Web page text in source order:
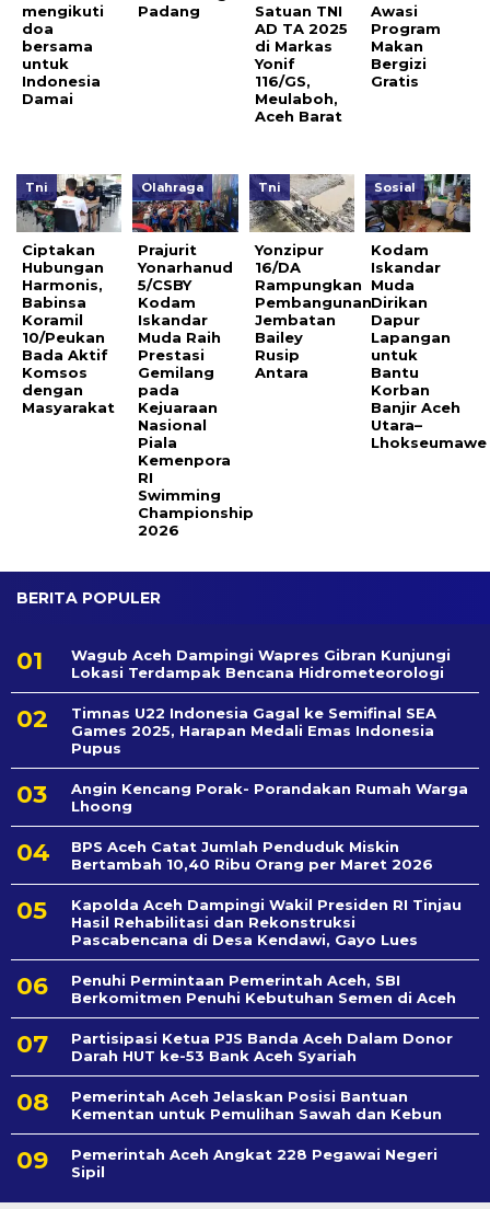
mengikuti
doa
bersama
untuk
Indonesia
Damai
Padang
Satuan TNI
AD TA 2025
di Markas
Yonif
116/GS,
Meulaboh,
Aceh Barat
Awasi
Program
Makan
Bergizi
Gratis
Tni
Ciptakan
Hubungan
Harmonis,
Babinsa
Koramil
10/Peukan
Bada Aktif
Komsos
dengan
Masyarakat
Olahraga
Prajurit
Yonarhanud
5/CSBY
Kodam
Iskandar
Muda Raih
Prestasi
Gemilang
pada
Kejuaraan
Nasional
Piala
Kemenpora
RI
Swimming
Championship
2026
Tni
Yonzipur
16/DA
Rampungkan
Pembangunan
Jembatan
Bailey
Rusip
Antara
Sosial
Kodam
Iskandar
Muda
Dirikan
Dapur
Lapangan
untuk
Bantu
Korban
Banjir Aceh
Utara–
Lhokseumawe
BERITA POPULER
Wagub Aceh Dampingi Wapres Gibran Kunjungi
Lokasi Terdampak Bencana Hidrometeorologi
Timnas U22 Indonesia Gagal ke Semifinal SEA
Games 2025, Harapan Medali Emas Indonesia
Pupus
Angin Kencang Porak- Porandakan Rumah Warga
Lhoong
BPS Aceh Catat Jumlah Penduduk Miskin
Bertambah 10,40 Ribu Orang per Maret 2026
Kapolda Aceh Dampingi Wakil Presiden RI Tinjau
Hasil Rehabilitasi dan Rekonstruksi
Pascabencana di Desa Kendawi, Gayo Lues
Penuhi Permintaan Pemerintah Aceh, SBI
Berkomitmen Penuhi Kebutuhan Semen di Aceh
Partisipasi Ketua PJS Banda Aceh Dalam Donor
Darah HUT ke-53 Bank Aceh Syariah
Pemerintah Aceh Jelaskan Posisi Bantuan
Kementan untuk Pemulihan Sawah dan Kebun
Pemerintah Aceh Angkat 228 Pegawai Negeri
Sipil